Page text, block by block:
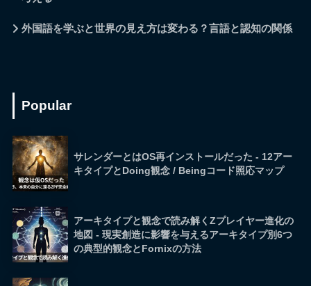
外国語を学ぶと世界の見え方は変わる？言語と認知の関係
Popular
サレンダーとはOS再インストールだった - 12アー
キタイプとDoing観念 / Beingコード照応マップ
アーキタイプと観念で読み解くZプレイヤー進化の
地図 - 現実創造に影響を与えるアーキタイプ別6つ
の典型的観念とFornixの方法